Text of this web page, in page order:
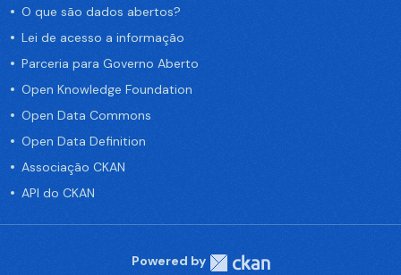
O que são dados abertos?
Lei de acesso a informação
Parceria para Governo Aberto
Open Knowledge Foundation
Open Data Commons
Open Data Definition
Associação CKAN
API do CKAN
Powered by